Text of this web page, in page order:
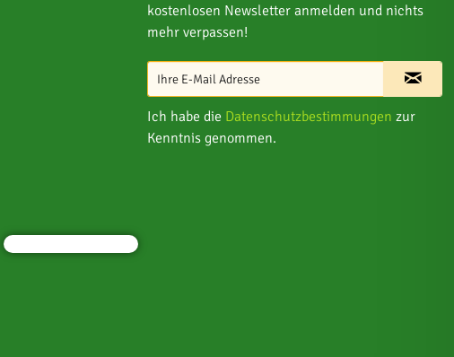
kostenlosen Newsletter anmelden und nichts
mehr verpassen!
Ich habe die Datenschutzbestimmungen zur
Kenntnis genommen.